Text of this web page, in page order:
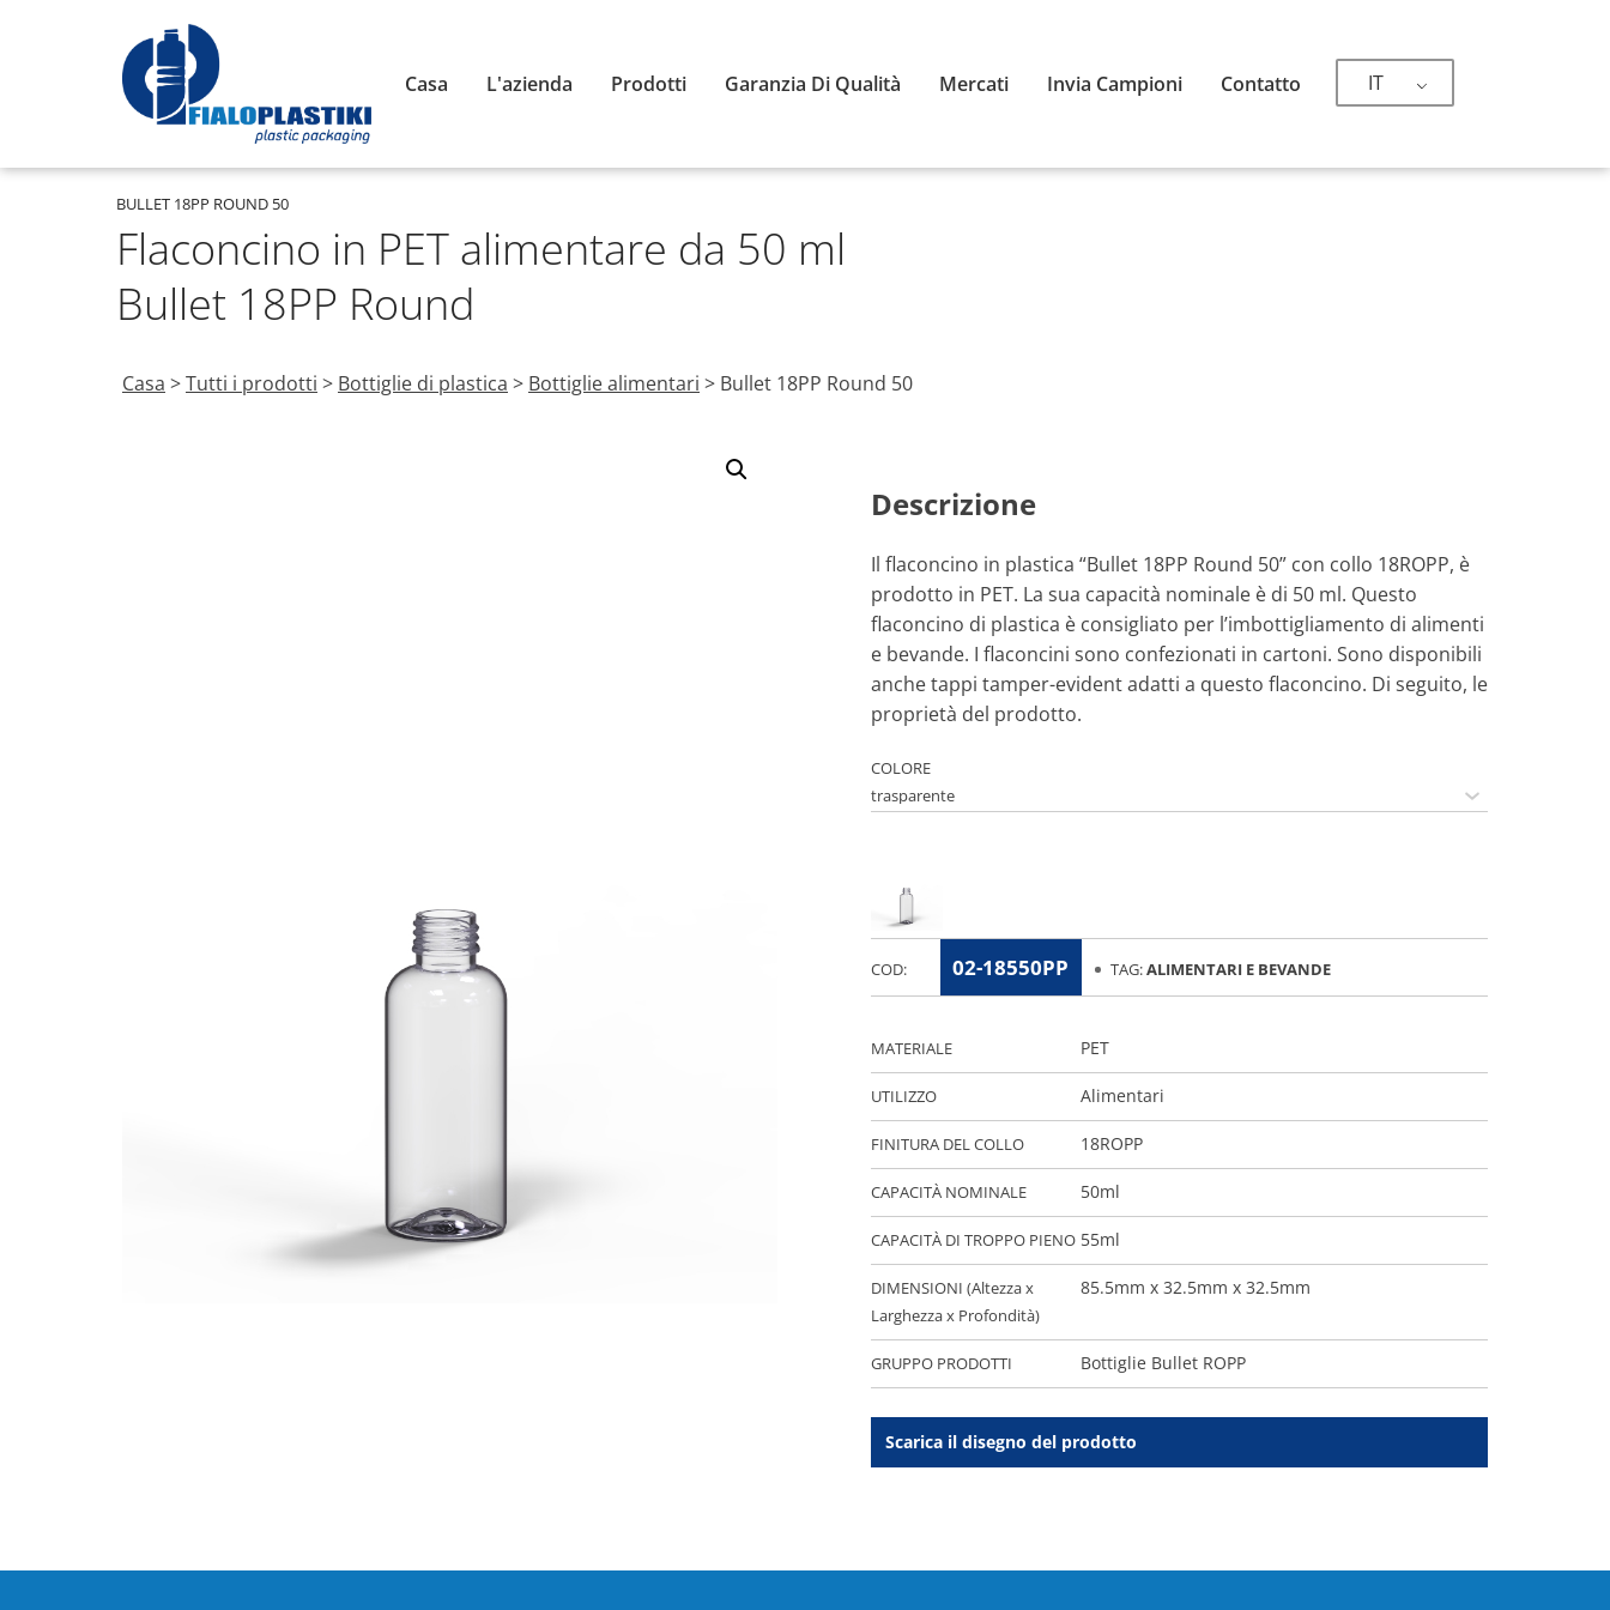
IT
Casa L'azienda Prodotti Garanzia Di Qualità Mercati Invia Campioni Contatto
BULLET 18PP ROUND 50
Flaconcino in PET alimentare da 50 ml
Bullet 18PP Round
Casa >Tutti i prodotti > Bottiglie di plastica > Bottiglie alimentari > Bullet 18PP Round 50
Scarica il disegno del prodotto
Descrizione
Il flaconcino in plastica “Bullet 18PP Round 50” con collo 18ROPP, è
prodotto in PET. La sua capacità nominale è di 50 ml. Questo
flaconcino di plastica è consigliato per l’imbottigliamento di alimenti
e bevande. I flaconcini sono confezionati in cartoni. Sono disponibili
anche tappi tamper-evident adatti a questo flaconcino. Di seguito, le
proprietà del prodotto.
MATERIALE PET
UTILIZZO Alimentari
FINITURA DEL COLLO 18ROPP
CAPACITÀ NOMINALE 50ml
CAPACITÀ DI TROPPO PIENO 55ml
DIMENSIONI (Altezza x
Larghezza x Profondità)
85.5mm x 32.5mm x 32.5mm
GRUPPO PRODOTTI Bottiglie Bullet ROPP
COLORE
COD: 02-18550PP TAG:ALIMENTARI E BEVANDE